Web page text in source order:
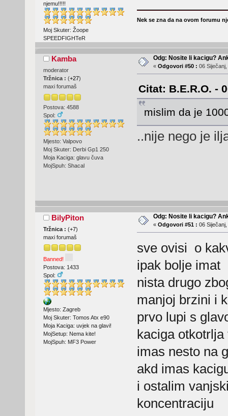
njemu!!!!!
Moj Skuter: Žoope
SPEEDFIGHTeR
Nek se zna da na ovom forumu
Kamba
moderator
Tržnica : (+27)
maxi forumaš
Postova: 4588
Spol:
Mjesto: Valpovo
Moj Skuter: Derbi Gp1 250
Moja Kaciga: glavu čuva
MojSpuh: Shacal
Odg: Nosite li kacigu?
« Odgovori #50 : 06
Citat: B.E.R.O. -
mislim da je
..nije nego je
BilyPiton
Tržnica : (+7)
maxi forumaš
Banned!
Postova: 1433
Spol:
Mjesto: Zagreb
Moj Skuter: Tomos Atx e90
Moja Kaciga: uvjek na glavi!
MojSetup: Nema kite!
MojSpuh: MF3 Power
Odg: Nosite li kacigu?
« Odgovori #51 : 06
sve ovisi o
ipak bolje imat
nista drugo
manjoj brzini i
prvo lupi s
kaciga
imas nesto na
akd imas
i ostalim
koncentraciju